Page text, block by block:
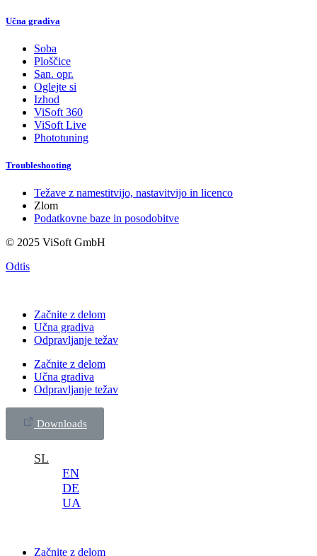
Učna gradiva
Soba
Ploščice
San. opr.
Oglejte si
Izhod
ViSoft 360
ViSoft Live
Phototuning
Troubleshooting
Težave z namestitvijo, nastavitvijo in licenco
Zlom
Podatkovne baze in posodobitve
© 2025 ViSoft GmbH
Odtis
Začnite z delom
Učna gradiva
Odpravljanje težav
Začnite z delom
Učna gradiva
Odpravljanje težav
Downloads
SL
EN
DE
UA
Začnite z delom